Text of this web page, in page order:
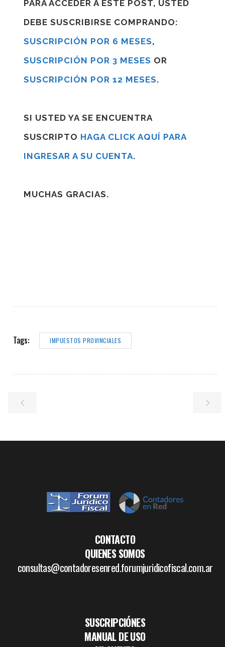
PARA ACCEDER A ESTE POST, USTED
DEBE SUSCRIBIRSE COMPRANDO:
SUSCRIPCIÓN POR 6 MESES,
SUSCRIPCIÓN POR 3 MESES OR
SUSCRIPCIÓN POR 12 MESES.
SI USTED YA SE ENCUENTRA
SUSCRIPTO HAGA CLICK AQUÍ PARA
INGRESAR A SU CUENTA.
MUCHAS GRACIAS.
Tags: IMPUESTOS PROVINCIALES
CONTACTO
QUIENES SOMOS
consultas@contadoresenred.forumjuridicofiscal.com.ar
SUSCRIPCIÓNES
MANUAL DE USO